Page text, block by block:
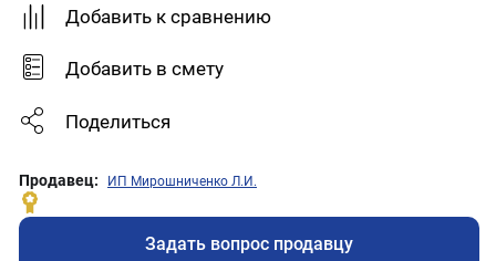
Добавить к сравнению
Добавить в смету
Поделиться
Продавец: ИП Мирошниченко Л.И.
Задать вопрос продавцу